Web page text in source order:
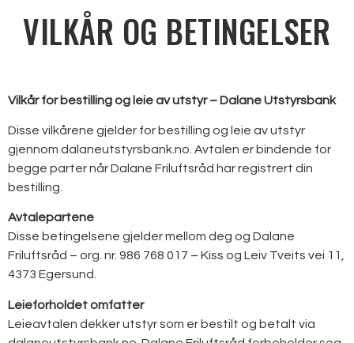
VILKÅR OG BETINGELSER
Vilkår for bestilling og leie av utstyr – Dalane Utstyrsbank
Disse vilkårene gjelder for bestilling og leie av utstyr
gjennom dalaneutstyrsbank.no. Avtalen er bindende for
begge parter når Dalane Friluftsråd har registrert din
bestilling.
Avtalepartene
Disse betingelsene gjelder mellom deg og Dalane
Friluftsråd – org. nr. 986 768 017 – Kiss og Leiv Tveits vei 11,
4373 Egersund.
Leieforholdet omfatter
Leieavtalen dekker utstyr som er bestilt og betalt via